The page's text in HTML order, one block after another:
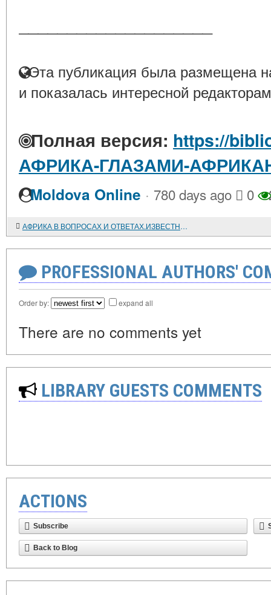
Эта публикация была размещена
и показалась интересной
Полная версия: https://
АФРИКА-ГЛАЗАМИ-
Moldova Online · 780 days ago 0
АФРИКА В ВОПРОСАХ И ОТВЕТАХ.ИЗВЕСТНЫЙ УЧЕНЫЙ-АФРИКАНИСТ ОТВЕЧАЕТ НА ВОПРОСЫ ПОЛЬЗОВАТЕЛЕЙ ИНТЕРНЕТА
PROFESSIONAL AUTHORS'
Order by: expand all
There are no comments yet
LIBRARY GUESTS COMMENTS
ACTIONS
Subscribe
Back to Blog